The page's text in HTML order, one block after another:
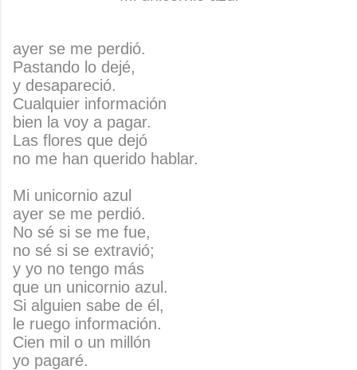
ayer se me perdió.
Pastando lo dejé,
y desapareció.
Cualquier información
bien la voy a pagar.
Las flores que dejó
no me han querido hablar.
Mi unicornio azul
ayer se me perdió.
No sé si se me fue,
no sé si se extravió;
y yo no tengo más
que un unicornio azul.
Si alguien sabe de él,
le ruego información.
Cien mil o un millón
yo pagaré.